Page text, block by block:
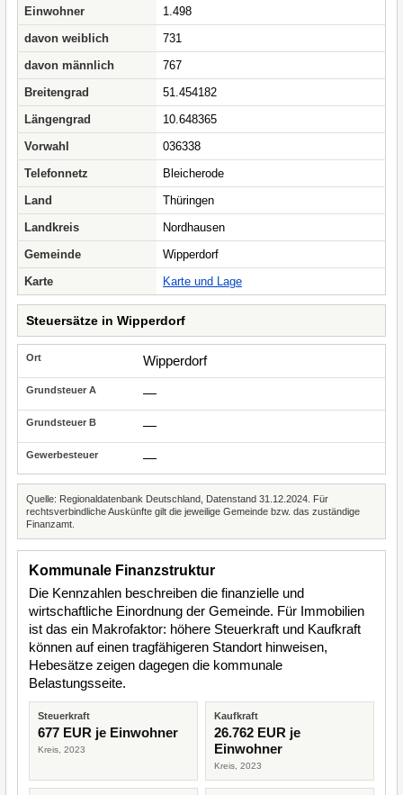
Einwohner
1.498
davon weiblich
731
davon männlich
767
Breitengrad
51.454182
Längengrad
10.648365
Vorwahl
036338
Telefonnetz
Bleicherode
Land
Thüringen
Landkreis
Nordhausen
Gemeinde
Wipperdorf
Karte
Karte und Lage
Steuersätze in Wipperdorf
Wipperdorf
—
—
—
Quelle: Regionaldatenbank Deutschland, Datenstand 31.12.2024. Für
rechtsverbindliche Auskünfte gilt die jeweilige Gemeinde bzw. das zuständige
Finanzamt.
Kommunale Finanzstruktur
Die Kennzahlen beschreiben die finanzielle und
wirtschaftliche Einordnung der Gemeinde. Für Immobilien
ist das ein Makrofaktor: höhere Steuerkraft und Kaufkraft
können auf einen tragfähigeren Standort hinweisen,
Hebesätze zeigen dagegen die kommunale
Belastungsseite.
Steuerkraft
677 EUR je Einwohner
Kreis, 2023
Kaufkraft
26.762 EUR je
Einwohner
Kreis, 2023